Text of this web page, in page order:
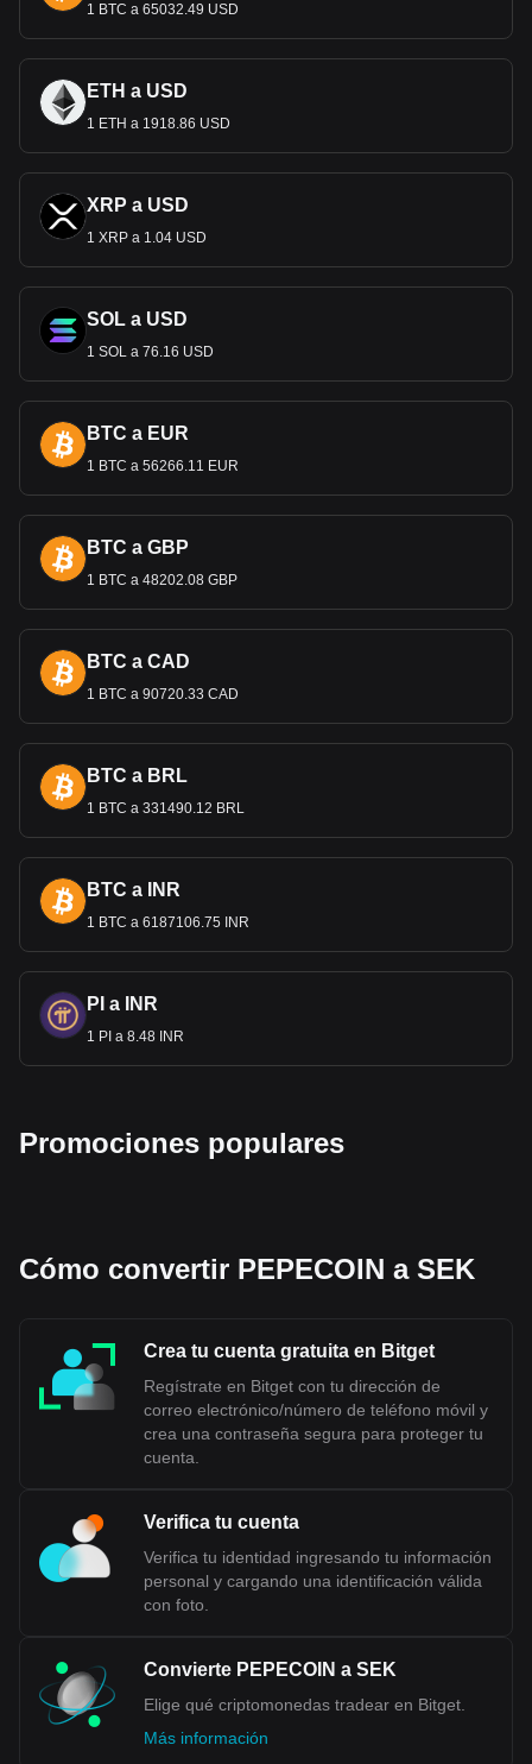
1 BTC a 65032.49 USD
ETH a USD
1 ETH a 1918.86 USD
XRP a USD
1 XRP a 1.04 USD
SOL a USD
1 SOL a 76.16 USD
BTC a EUR
1 BTC a 56266.11 EUR
BTC a GBP
1 BTC a 48202.08 GBP
BTC a CAD
1 BTC a 90720.33 CAD
BTC a BRL
1 BTC a 331490.12 BRL
BTC a INR
1 BTC a 6187106.75 INR
PI a INR
1 PI a 8.48 INR
Promociones populares
Cómo convertir PEPECOIN a SEK
Crea tu cuenta gratuita en Bitget
Regístrate en Bitget con tu dirección de
correo electrónico/número de teléfono móvil y
crea una contraseña segura para proteger tu
cuenta.
Verifica tu cuenta
Verifica tu identidad ingresando tu información
personal y cargando una identificación válida
con foto.
Convierte PEPECOIN a SEK
Elige qué criptomonedas tradear en Bitget.
Más información